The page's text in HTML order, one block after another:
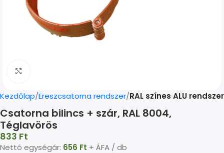
Kezdőlap Ereszcsatorna rendszer RAL színes ALU rendszer
Csatorna bilincs + szár, RAL 8004,
Téglavörös
833 Ft
Nettó egységár: 656 Ft + ÁFA / db